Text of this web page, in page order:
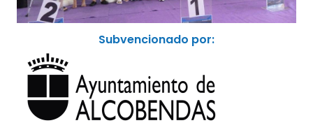
Subvencionado por: